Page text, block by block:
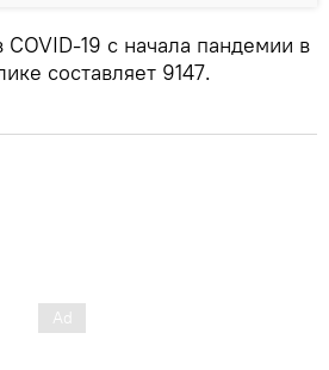
19 с начала пандемии в
составляет 9147.